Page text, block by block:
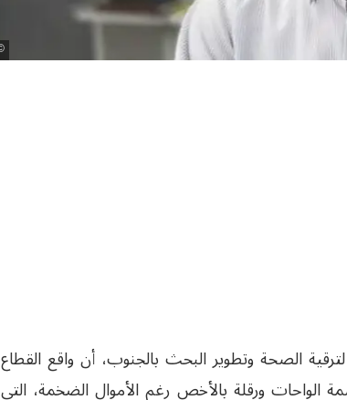
الصحة وتطوير البحث بالجنوب، أن واقع القطاع
ورقلة بالأخص رغم الأموال الضخمة، التي